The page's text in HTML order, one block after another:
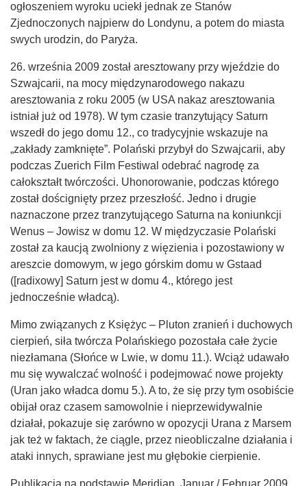
ogłoszeniem wyroku uciekł jednak ze Stanów
Zjednoczonych najpierw do Londynu, a potem do miasta
swych urodzin, do Paryża.
26. września 2009 został aresztowany przy wjeździe do
Szwajcarii, na mocy międzynarodowego nakazu
aresztowania z roku 2005 (w USA nakaz aresztowania
istniał już od 1978). W tym czasie tranzytujący Saturn
wszedł do jego domu 12., co tradycyjnie wskazuje na
„zakłady zamknięte”. Polański przybył do Szwajcarii, aby
podczas Zuerich Film Festiwal odebrać nagrodę za
całokształt twórczości. Uhonorowanie, podczas którego
został doścignięty przez przeszłość. Jedno i drugie
naznaczone przez tranzytującego Saturna na koniunkcji
Wenus – Jowisz w domu 12. W międzyczasie Polański
został za kaucją zwolniony z więzienia i pozostawiony w
areszcie domowym, w jego górskim domu w Gstaad
([radixowy] Saturn jest w domu 4., którego jest
jednocześnie władcą).
Mimo związanych z Księżyc – Pluton zranień i duchowych
cierpień, siła twórcza Polańskiego pozostała całe życie
niezłamana (Słońce w Lwie, w domu 11.). Wciąż udawało
mu się wywalczać wolność i podejmować nowe projekty
(Uran jako władca domu 5.). A to, że się przy tym osobiście
obijał oraz czasem samowolnie i nieprzewidywalnie
działał, pokazuje się zarówno w opozycji Urana z Marsem
jak też w faktach, że ciągle, przez nieobliczalne działania i
ataki innych, sprawiane jest mu głębokie cierpienie.
Publikacja na podstawie Meridian, Januar / Februar 2009